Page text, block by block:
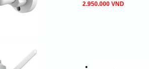
2.950.000 VND